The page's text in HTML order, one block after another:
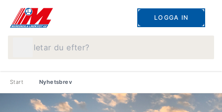
LOGGA IN
Start Nyhetsbrev